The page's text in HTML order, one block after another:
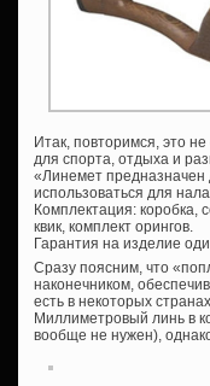
Итак, повторимся, это
для спорта, отдыха и
«Линемет
использоваться для
Комплектация: коробка,
квик, комплект орингов.
Гарантия на изделие
Сразу поясним, что
наконечником,
есть в некоторых
Миллиметровый линь в
вообще не нужен),